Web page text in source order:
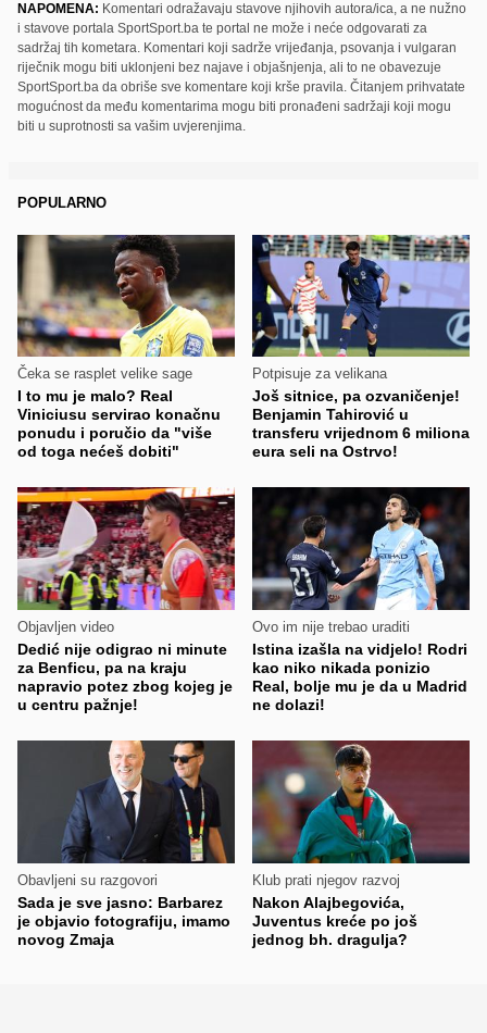
NAPOMENA: Komentari odražavaju stavove njihovih autora/ica, a ne nužno
i stavove portala SportSport.ba te portal ne može i neće odgovarati za
sadržaj tih kometara. Komentari koji sadrže vrijeđanja, psovanja i vulgaran
riječnik mogu biti uklonjeni bez najave i objašnjenja, ali to ne obavezuje
SportSport.ba da obriše sve komentare koji krše pravila. Čitanjem prihvatate
mogućnost da među komentarima mogu biti pronađeni sadržaji koji mogu
biti u suprotnosti sa vašim uvjerenjima.
POPULARNO
Čeka se rasplet velike sage
I to mu je malo? Real
Viniciusu servirao konačnu
ponudu i poručio da "više
od toga nećeš dobiti"
Potpisuje za velikana
Još sitnice, pa ozvaničenje!
Benjamin Tahirović u
transferu vrijednom 6 miliona
eura seli na Ostrvo!
Objavljen video
Dedić nije odigrao ni minute
za Benficu, pa na kraju
napravio potez zbog kojeg je
u centru pažnje!
Ovo im nije trebao uraditi
Istina izašla na vidjelo! Rodri
kao niko nikada ponizio
Real, bolje mu je da u Madrid
ne dolazi!
Obavljeni su razgovori
Sada je sve jasno: Barbarez
je objavio fotografiju, imamo
novog Zmaja
Klub prati njegov razvoj
Nakon Alajbegovića,
Juventus kreće po još
jednog bh. dragulja?